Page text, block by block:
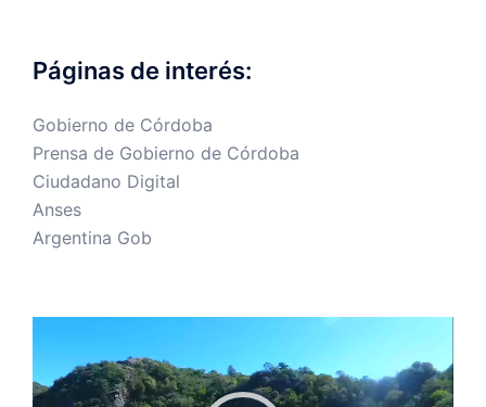
Páginas de interés:
Gobierno de Córdoba
Prensa de Gobierno de Córdoba
Ciudadano Digital
Anses
Argentina Gob
vídeo